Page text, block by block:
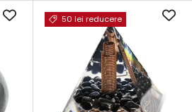
50 lei reducere